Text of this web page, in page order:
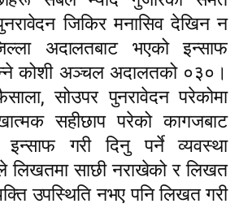
जिकिर मनासिव देखिन न
अदालतबाट भएको इन्साफ
कोशी अञ्चल अदालतको ०३०।
,सोउपर पुनरावेदन परेकोमा
सहीछाप परेको कागजबाट
गरी दिनु पर्ने व्यवस्था
लिखतमा साछी नराखेको र लिखत
उपस्थिति नभए पनि लिखत गरी